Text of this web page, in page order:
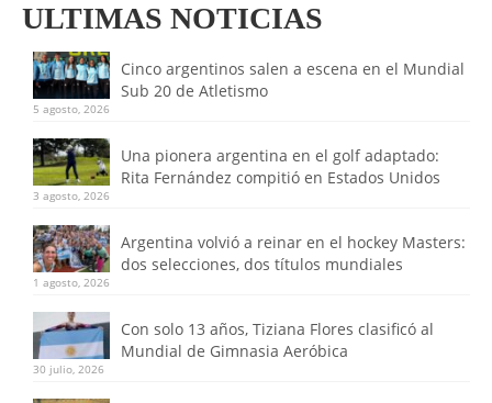
ULTIMAS NOTICIAS
Cinco argentinos salen a escena en el Mundial
Sub 20 de Atletismo
5 agosto, 2026
Una pionera argentina en el golf adaptado:
Rita Fernández compitió en Estados Unidos
3 agosto, 2026
Argentina volvió a reinar en el hockey Masters:
dos selecciones, dos títulos mundiales
1 agosto, 2026
Con solo 13 años, Tiziana Flores clasificó al
Mundial de Gimnasia Aeróbica
30 julio, 2026